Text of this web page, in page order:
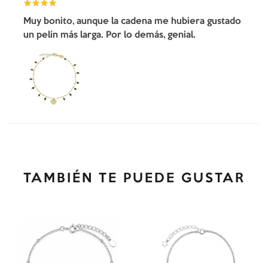
Muy bonito, aunque la cadena me hubiera gustado
un pelín más larga. Por lo demás, genial.
TAMBIÉN TE PUEDE GUSTAR